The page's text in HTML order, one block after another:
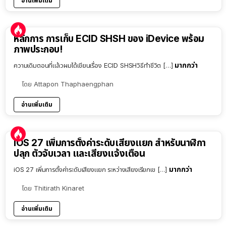
หลักการ การเก็บ ECID SHSH ของ iDevice พร้อม
ภาพประกอบ!
ความเดิมตอนที่แล้วผมได้เขียนเรื่อง ECID SHSHวิธีทำชีวิต […] มากกว่า
โดย Attapon Thaphaengphan
อ่านเพิ่มเติม
iOS 27 เพิ่มการตั้งค่าระดับเสียงแยก สำหรับนาฬิกา
ปลุก ตัวจับเวลา และเสียงแจ้งเตือน
iOS 27 เพิ่มการตั้งค่าระดับเสียงแยก ระหว่างเสียงเรียกเข […] มากกว่า
โดย Thitirath Kinaret
อ่านเพิ่มเติม